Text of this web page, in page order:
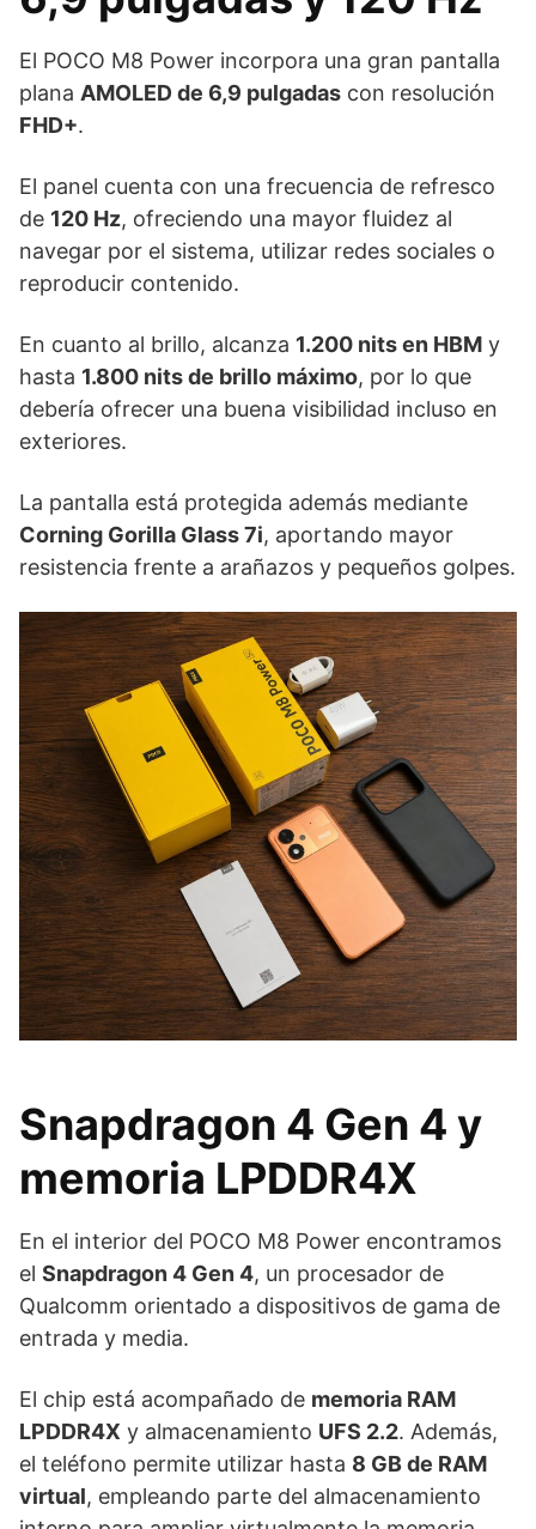
El POCO M8 Power incorpora una gran pantalla
plana AMOLED de 6,9 pulgadas con resolución
FHD+.
El panel cuenta con una frecuencia de refresco
de 120 Hz, ofreciendo una mayor fluidez al
navegar por el sistema, utilizar redes sociales o
reproducir contenido.
En cuanto al brillo, alcanza 1.200 nits en HBM y
hasta 1.800 nits de brillo máximo, por lo que
debería ofrecer una buena visibilidad incluso en
exteriores.
La pantalla está protegida además mediante
Corning Gorilla Glass 7i, aportando mayor
resistencia frente a arañazos y pequeños golpes.
Snapdragon 4 Gen 4 y
memoria LPDDR4X
En el interior del POCO M8 Power encontramos
el Snapdragon 4 Gen 4, un procesador de
Qualcomm orientado a dispositivos de gama de
entrada y media.
El chip está acompañado de memoria RAM
LPDDR4X y almacenamiento UFS 2.2. Además,
el teléfono permite utilizar hasta 8 GB de RAM
virtual, empleando parte del almacenamiento